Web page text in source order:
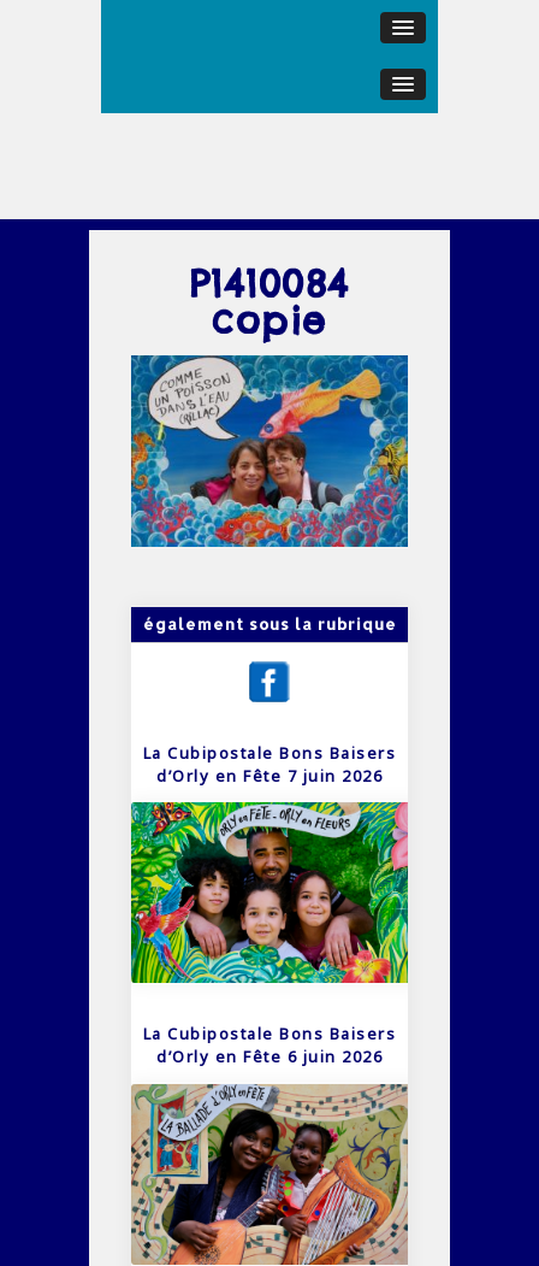
P1410084
copie
également sous la rubrique
La Cubipostale Bons Baisers
d’Orly en Fête 7 juin 2026
La Cubipostale Bons Baisers
d’Orly en Fête 6 juin 2026